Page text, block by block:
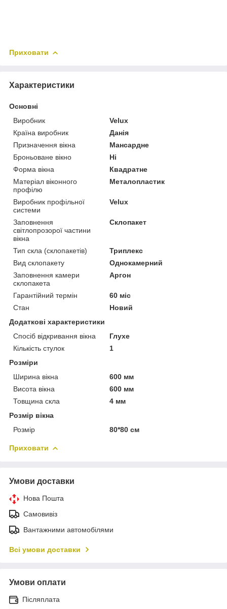
Приховати
Характеристики
Основні
Виробник
Velux
Країна виробник
Данія
Призначення вікна
Мансардне
Броньоване вікно
Ні
Форма вікна
Квадратне
Матеріал віконного
профілю
Металопластик
Виробник профільної
системи
Velux
Заповнення
світлопрозорої частини
вікна
Склопакет
Тип скла (склопакетів)
Триплекс
Вид склопакету
Однокамерний
Заповнення камери
склопакета
Аргон
Гарантійний термін
60 міс
Стан
Новий
Додаткові характеристики
Спосіб відкривання вікна
Глухе
Кількість стулок
1
Розміри
Ширина вікна
600 мм
Висота вікна
600 мм
Товщина скла
4 мм
Розмір вікна
Розмір
80*80 см
Приховати
Умови доставки
Нова Пошта
Самовивіз
Вантажними автомобілями
Всі умови доставки
Умови оплати
Післяплата